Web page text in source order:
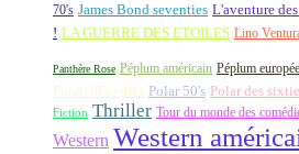
70's James Bond seventies L'aventure
! LA GUERRE DES ETOILES Lino
Panthère Rose Péplum américain Péplum
Polar 30's / 40's Polar 50's Polar des
Fiction Thriller Tour du monde des
Western Western